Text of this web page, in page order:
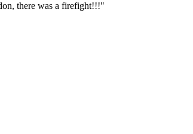
there was a firefight!!!"